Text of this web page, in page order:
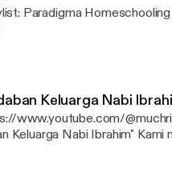
Keluarga Nabi
@muchridho86]
Kami mengundang Ayah